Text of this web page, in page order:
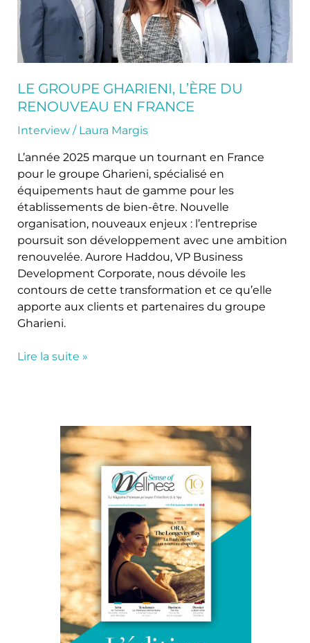
LE GROUPE GHARIENI, L’ÈRE DU
RENOUVEAU EN FRANCE
Interview/ Laura Margis
L’année 2025 marque un tournant en France
pour le groupe Gharieni, spécialisé en
équipements haut de gamme pour les
établissements de bien-être. Nouvelle
organisation, nouveaux enjeux : l’entreprise
poursuit son développement avec une ambition
renouvelée. Aurore Haddou, VP Business
Development Corporate, nous dévoile les
contours de cette transformation et ce qu’elle
apporte aux clients et partenaires du groupe
Gharieni.
Lire la suite »